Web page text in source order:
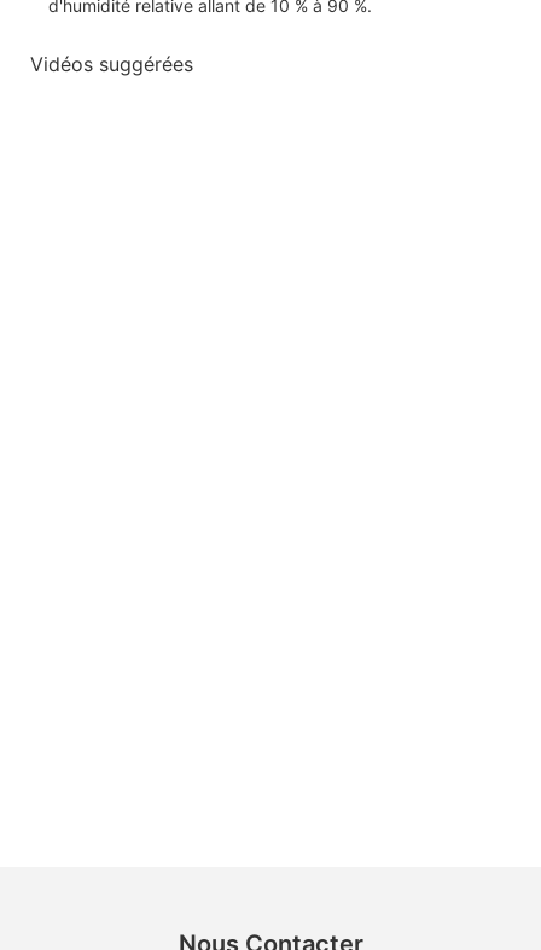
d'humidité relative allant de 10 % à 90 %.
Vidéos suggérées
Nous Contacter